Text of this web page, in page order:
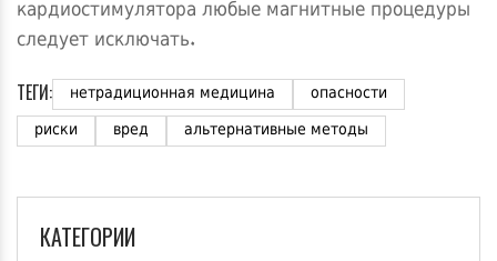
кардиостимулятора любые магнитные процедуры
следует исключать.
ТЕГИ: нетрадиционная медицина
опасности
риски
вред альтернативные методы
КАТЕГОРИИ